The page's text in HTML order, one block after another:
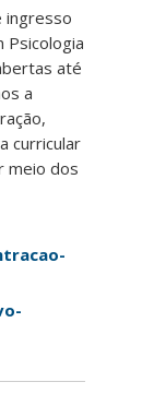
ingresso
Psicologia
até
a
curricular
meio dos